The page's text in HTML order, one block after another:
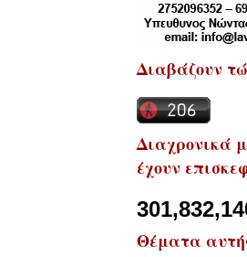
Διαβάζουν
Διαχρονικά
έχουν
Θέματα